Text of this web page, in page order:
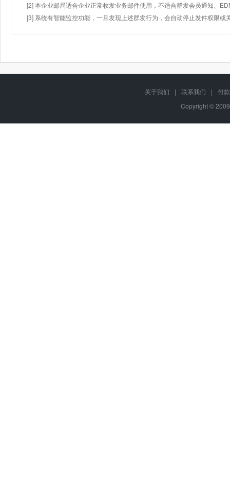
[2] 本企业邮局适合企业正常收发业务邮件使用，不适合群发会员通知、
[3] 系统有智能监控功能，一旦发现上述群发行为，会自动停止发件权限或
关于我们 | 联系我们 |
付
Copyright ©